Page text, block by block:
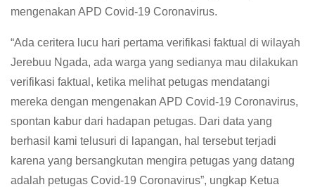
mengenakan APD Covid-19 Coronavirus.
“Ada ceritera lucu hari pertama verifikasi faktual di wilayah
Jerebuu Ngada, ada warga yang sedianya mau dilakukan
verifikasi faktual, ketika melihat petugas mendatangi
mereka dengan mengenakan APD Covid-19 Coronavirus,
spontan kabur dari hadapan petugas. Dari data yang
berhasil kami telusuri di lapangan, hal tersebut terjadi
karena yang bersangkutan mengira petugas yang datang
adalah petugas Covid-19 Coronavirus”, ungkap Ketua